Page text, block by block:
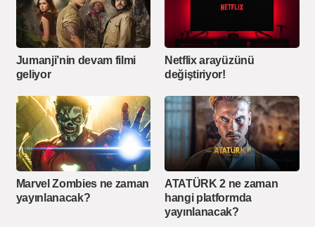
Jumanji’nin devam filmi
geliyor
Netflix arayüzünü
değiştiriyor!
Marvel Zombies ne zaman
yayınlanacak?
ATATÜRK 2 ne zaman
hangi platformda
yayınlanacak?